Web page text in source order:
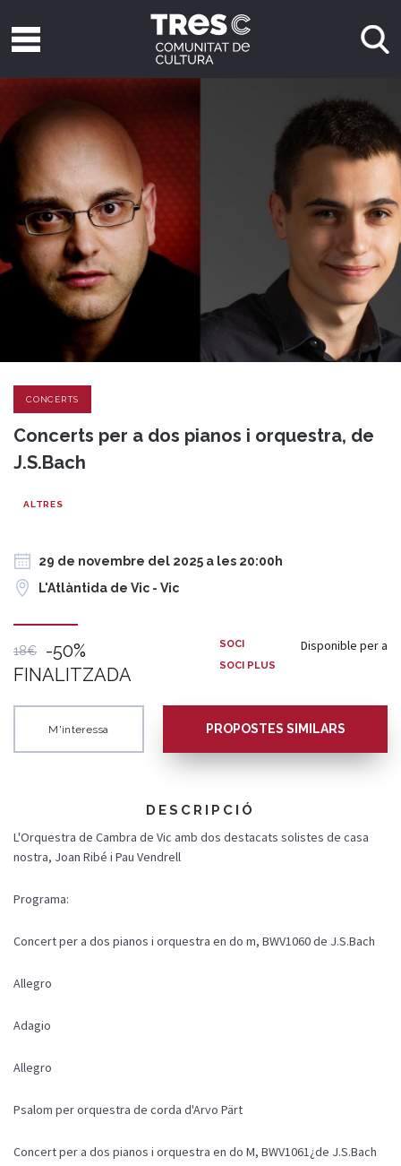
CONCERTS
Concerts per a dos pianos i orquestra, de
J.S.Bach
ALTRES
29 de novembre del 2025 a les 20:00h
L'Atlàntida de Vic - Vic
18€
-50%
FINALITZADA
Disponible per a
SOCI
SOCI PLUS
M'interessa PROPOSTES SIMILARS
DESCRIPCIÓ
L'Orquestra de Cambra de Vic amb dos destacats solistes de casa
nostra, Joan Ribé i Pau Vendrell
Programa:
Concert per a dos pianos i orquestra en do m, BWV1060 de J.S.Bach
Allegro
Adagio
Allegro
Psalom per orquestra de corda d'Arvo Pärt
Concert per a dos pianos i orquestra en do M, BWV1061¿de J.S.Bach